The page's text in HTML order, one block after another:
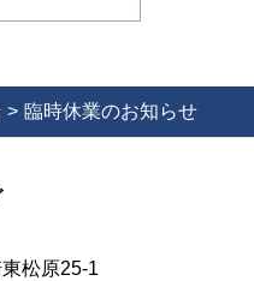
臨時休業のお知らせ
松原25-1